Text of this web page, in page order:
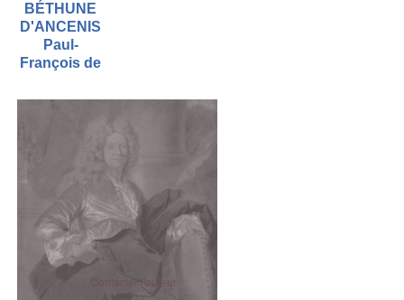
BÉTHUNE
D'ANCENIS
Paul-
François de
Contacter l'auteur